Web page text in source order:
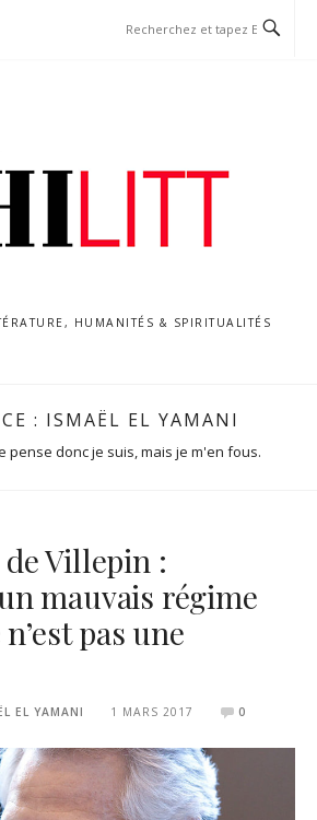
HUMANITÉS & SPIRITUALITÉS
: ISMAËL EL YAMANI
pense donc je suis, mais je m'en fous.
Villepin :
mauvais régime
pas une
EL YAMANI 1 MARS 2017 0